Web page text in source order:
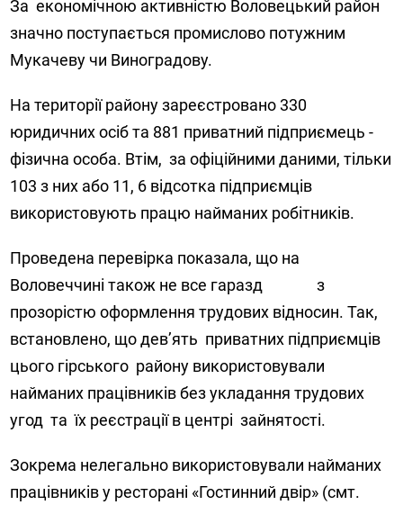
За економічною активністю Воловецький район
значно поступається промислово потужним
Мукачеву чи Виноградову.
На території району зареєстровано 330
юридичних осіб та 881 приватний підприємець -
фізична особа. Втім, за офіційними даними, тільки
103 з них або 11, 6 відсотка підприємців
використовують працю найманих робітників.
Проведена перевірка показала, що на
Воловеччині також не все гаразд з
прозорістю оформлення трудових відносин. Так,
встановлено, що дев’ять приватних підприємців
цього гірського району використовували
найманих працівників без укладання трудових
угод та їх реєстрації в центрі зайнятості.
Зокрема нелегально використовували найманих
працівників у ресторані «Гостинний двір» (смт.